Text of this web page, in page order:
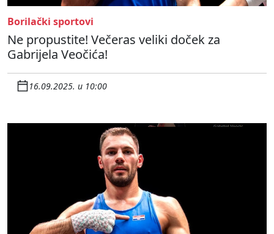
Borilački sportovi
Ne propustite! Večeras veliki doček za
Gabrijela Veočića!
16.09.2025. u 10:00